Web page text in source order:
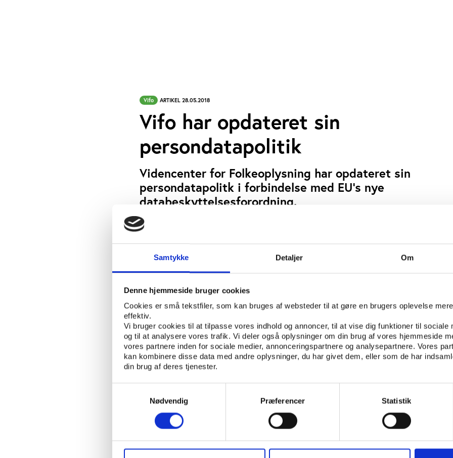
Samtykke Detaljer Om
Denne hjemmeside bruger cookies
Cookies er små tekstfiler, som kan bruges af websteder til at gøre en brugers oplevelse mere
effektiv.
Vi bruger cookies til at tilpasse vores indhold og annoncer, til at vise dig funktioner til sociale
og til at analysere vores trafik. Vi deler også oplysninger om din brug af vores hjemmeside
vores partnere inden for sociale medier, annonceringspartnere og analysepartnere. Vores
kan kombinere disse data med andre oplysninger, du har givet dem, eller som de har
din brug af deres tjenester.
Nødvendig
Præferencer Statistik
Vifo ARTIKEL 28.05.2018
Vifo har opdateret sin
persondatapolitik
Videncenter for Folkeoplysning har opdateret sin
persondatapolitk i forbindelse med EU’s nye
databeskyttelsesforordning.
SKREVET AF:
NØGLEORD: VIFO
Den 25. maj 2018 trådte EU’s nye databekyttelsesforordning i kraft i alle EU-
Forordningen har til formål at styrke beskyttelsen af personoplysninger og
at vide, hvilke informationer der indsamles om dem.
Vifo har i den anledning opdateret sin persondatapolitik, hvor du kan finde
hvilke personoplysninger vi indsamler, og hvordan vi anvender dem. I politikken
desuden læse om dine rettigheder i forbindelse med vores behandling af
oplysninger.